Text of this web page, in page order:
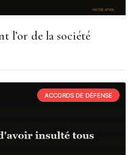
l’or de la société
ACCORDS DE DÉFENSE